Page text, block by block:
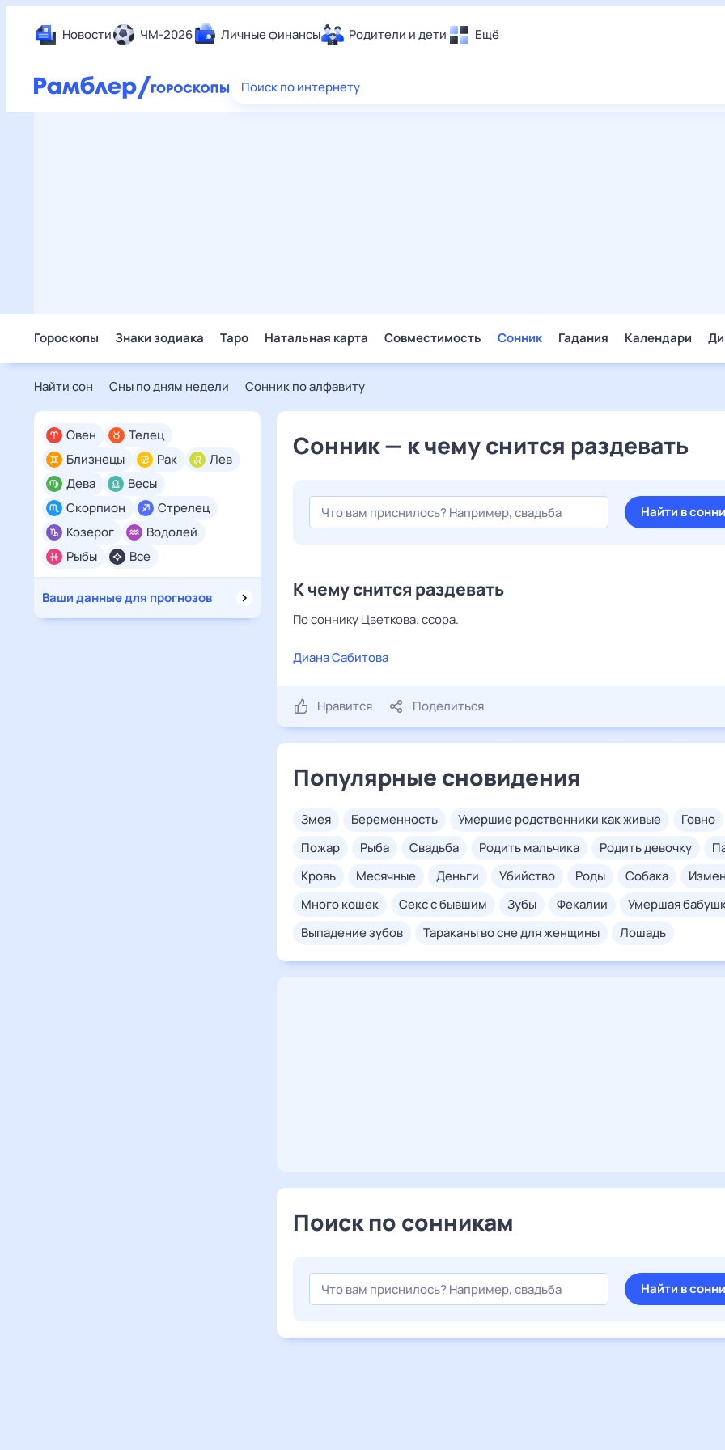
Новости ЧМ-2026 Личные финансы Родители и дети Ещё
Еда
Поиск по интернету
Гороскопы Знаки зодиака Таро Натальная карта Совместимость Сонник Гадания Календари
Найти сон Сны по дням недели Сонник по алфавиту
Все
Овен
Телец
Близнецы
Рак
Лев
Дева
Весы
Скорпион
Стрелец
Козерог
Водолей
Рыбы
Ваши данные для прогнозов
Сонник — к чему снится раздевать
Найти в
К чему снится раздевать
По соннику Цветкова. ссора.
Диана Сабитова
Нравится Поделиться
Популярные сновидения
змея беременность умершие родственники как живые
говно
пожар
рыба свадьба родить мальчика родить девочку
кровь
месячные деньги убийство роды собака
много кошек
секс с бывшим зубы фекалии
умершая
выпадение зубов
тараканы во сне для женщины лошадь
Поиск по сонникам
Найти в